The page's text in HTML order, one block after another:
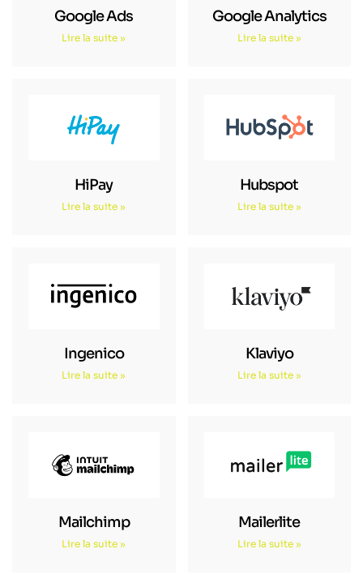
Google Ads
Lire la suite »
Google Analytics
Lire la suite »
HiPay
Lire la suite »
Hubspot
Lire la suite »
Ingenico
Lire la suite »
Klaviyo
Lire la suite »
Mailchimp
Lire la suite »
Mailerlite
Lire la suite »